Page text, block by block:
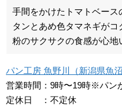
手間をかけたトマトベー
タンとあめ色タマネギが
粉のサクサクの食感が心地
パン工房 魚野川（新潟県魚
営業時間：9時〜19時※パン
定休日 ：不定休